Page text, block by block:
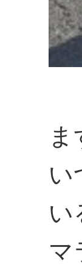
い
い
マ